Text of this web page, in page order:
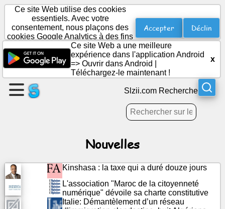
Créer
une
page
Créer
jour
Ce site Web utilise des cookies
essentiels. Avec votre
consentement, nous plaçons des
cookies Google Analytics à des fins
statistiques.
Accepter Déclin
Ce site Web a une meilleure
expérience dans l'application Android
=> Ouvrir dans Android
Téléchargez-le maintenant !
x
Slzii.com Recherche
Nouvelles
Kinshasa : la taxe qui a duré douze jours
L'association "Maroc de la citoyenneté
numérique" dévoile sa charte constitutive
Italie: Démantèlement d’un réseau